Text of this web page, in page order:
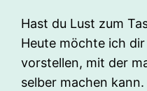
Hast du Lust zum
Heute möchte ich
vorstellen, mit der
selber machen